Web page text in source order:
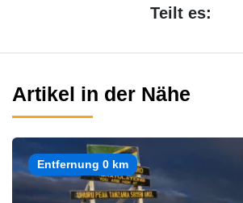
Teilt es:
Artikel in der Nähe
Entfernung 0 km